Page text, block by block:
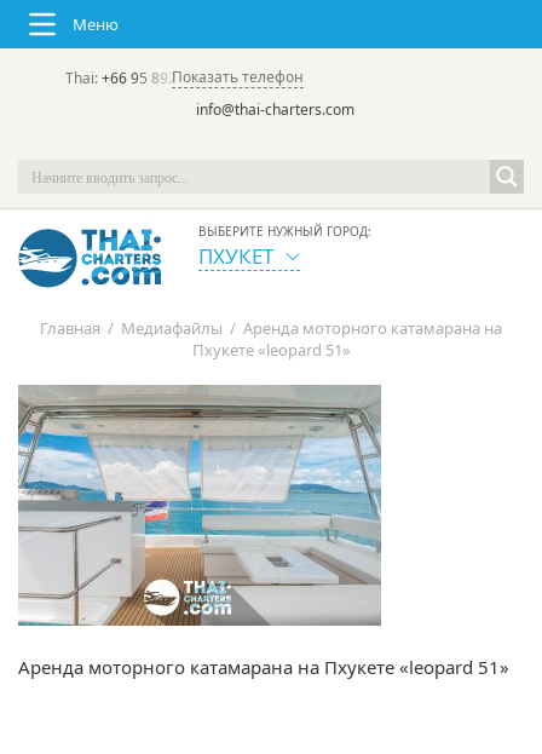
Меню
Thai:+66 95 892 7646(rus/eng) | в России:
Показать телефон
info@thai-charters.com
ВЫБЕРИТЕ НУЖНЫЙ ГОРОД:
ПХУКЕТ
Главная / Медиафайлы / Аренда моторного катамарана на
Пхукете «leopard 51»
Аренда моторного катамарана на Пхукете «leopard 51»